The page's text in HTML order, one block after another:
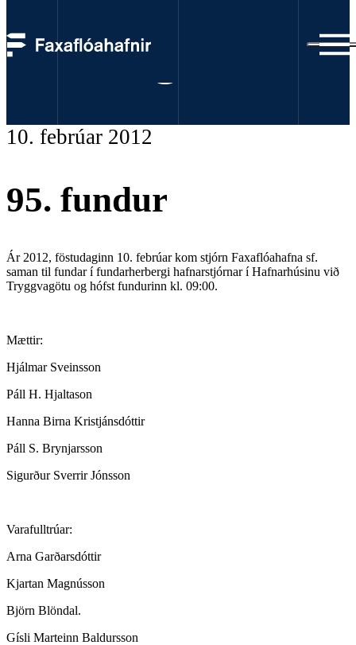
Fundargerðir
10. febrúar 2012
95. fundur
Ár 2012, föstudaginn 10. febrúar kom stjórn Faxaflóahafna sf.
saman til fundar í fundarherbergi hafnarstjórnar í Hafnarhúsinu við
Tryggvagötu og hófst fundurinn kl. 09:00.
Mættir:
Hjálmar Sveinsson
Páll H. Hjaltason
Hanna Birna Kristjánsdóttir
Páll S. Brynjarsson
Sigurður Sverrir Jónsson
Varafulltrúar:
Arna Garðarsdóttir
Kjartan Magnússon
Björn Blöndal.
Gísli Marteinn Baldursson